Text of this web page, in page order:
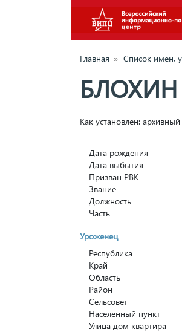
Главная » Список имен,
Как установлен:
Дата рождения
Дата выбытия
Призван РВК
Звание
Должность
Часть
Уроженец
Республика
Край
Область
Район
Сельсовет
Населенный пункт
Улица дом квартира